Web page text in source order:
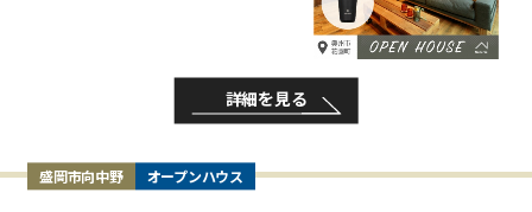
詳細を見る
盛岡市向中野 オープンハウス